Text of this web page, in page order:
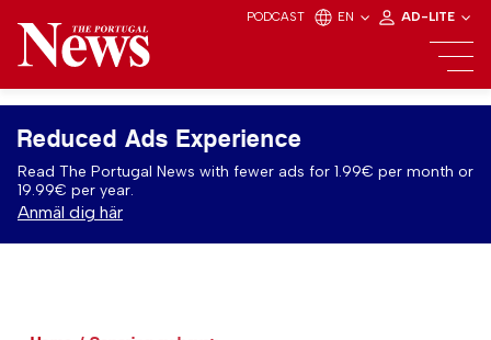
PODCAST EN AD-LITE
Reduced Ads Experience
Read The Portugal News with fewer ads for 1.99€ per month or
19.99€ per year.
Anmäl dig här